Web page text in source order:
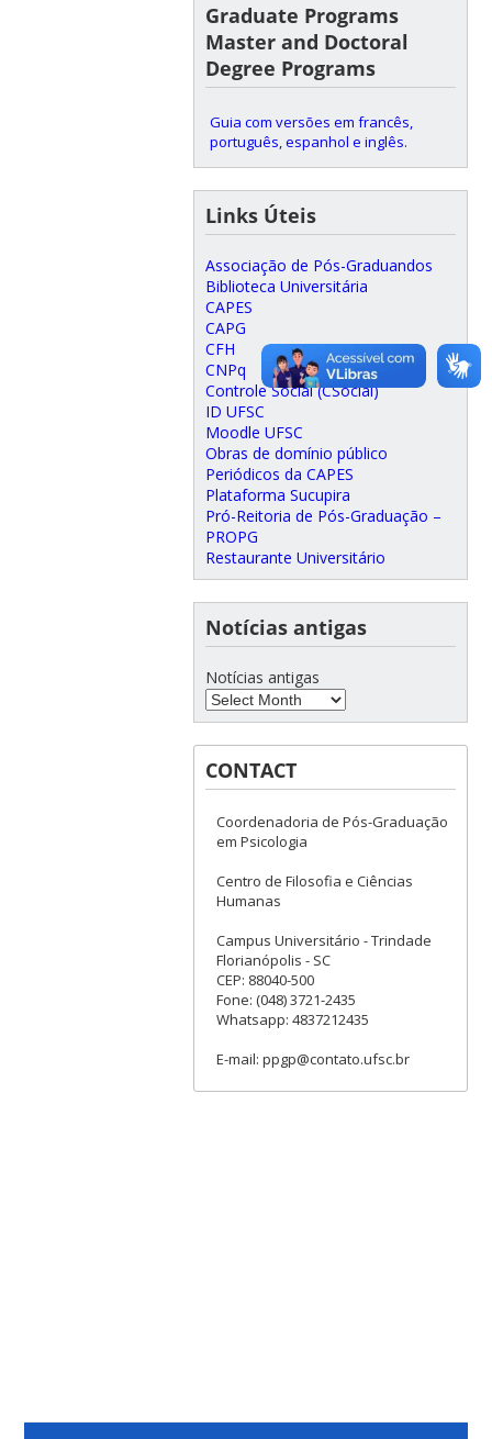
Graduate Programs
Master and Doctoral
Degree Programs
Guia com versões em francês,
português, espanhol e inglês.
Links Úteis
Associação de Pós-Graduandos
Biblioteca Universitária
CAPES
CAPG
CFH
CNPq
Controle Social (CSocial)
ID UFSC
Moodle UFSC
Obras de domínio público
Periódicos da CAPES
Plataforma Sucupira
Pró-Reitoria de Pós-Graduação –
PROPG
Restaurante Universitário
Notícias antigas
Notícias antigas
CONTACT
Coordenadoria de Pós-Graduação
em Psicologia
Centro de Filosofia e Ciências
Humanas
Campus Universitário - Trindade
Florianópolis - SC
CEP: 88040-500
Fone: (048) 3721-2435
Whatsapp: 4837212435
E-mail: ppgp@contato.ufsc.br